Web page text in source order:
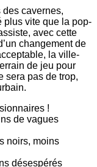
cavernes,
plus vite que la pop-
avec cette
changement de
la ville-
de jeu pour
sera pas de trop,
!
de vagues
noirs, moins
désespérés